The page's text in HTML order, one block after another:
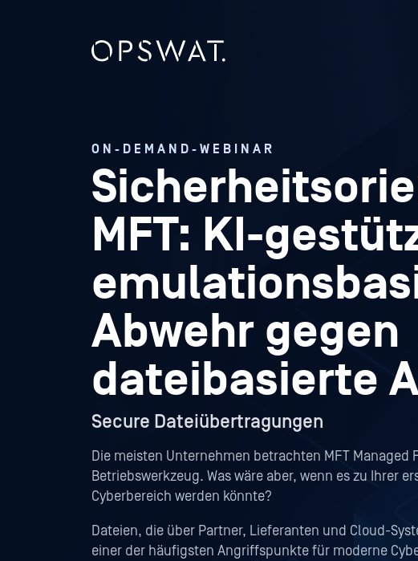
ON-DEMAND-WEBINAR
MFT: KI-
Abwehr gegen
dateibasierte
Secure Dateiübertragungen
Die meisten Unternehmen betrachten MFT Managed
Betriebswerkzeug. Was wäre aber, wenn es zu Ihrer
Cyberbereich werden könnte?
Dateien, die über Partner, Lieferanten und Cloud-
einer der häufigsten Angriffspunkte für moderne